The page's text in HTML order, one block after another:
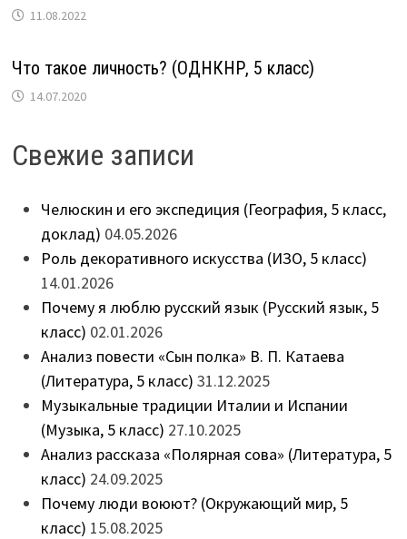
11.08.2022
Что такое личность? (ОДНКНР, 5 класс)
14.07.2020
Свежие записи
Челюскин и его экспедиция (География, 5 класс,
доклад) 04.05.2026
Роль декоративного искусства (ИЗО, 5 класс)
14.01.2026
Почему я люблю русский язык (Русский язык, 5
класс) 02.01.2026
Анализ повести «Сын полка» В. П. Катаева
(Литература, 5 класс) 31.12.2025
Музыкальные традиции Италии и Испании
(Музыка, 5 класс) 27.10.2025
Анализ рассказа «Полярная сова» (Литература, 5
класс) 24.09.2025
Почему люди воюют? (Окружающий мир, 5
класс) 15.08.2025